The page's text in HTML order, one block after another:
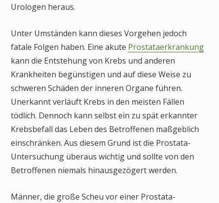
Urologen heraus.
Unter Umständen kann dieses Vorgehen jedoch
fatale Folgen haben. Eine akute Prostataerkrankung
kann die Entstehung von Krebs und anderen
Krankheiten begünstigen und auf diese Weise zu
schweren Schäden der inneren Organe führen.
Unerkannt verläuft Krebs in den meisten Fällen
tödlich. Dennoch kann selbst ein zu spät erkannter
Krebsbefall das Leben des Betroffenen maßgeblich
einschränken. Aus diesem Grund ist die Prostata-
Untersuchung überaus wichtig und sollte von den
Betroffenen niemals hinausgezögert werden.
Männer, die große Scheu vor einer Prostata-